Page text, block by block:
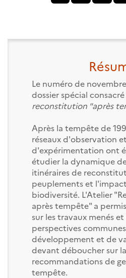
Le numéro de
dossier spécial
reconstitution "après
Après la tempête de
réseaux d'observation et
d'expérimentation ont
étudier la dynamique
itinéraires de
peuplements et
biodiversité. L'Atelier
après tempête" a
sur les travaux menés
perspectives
développement et de
devant déboucher sur
recommandations de
tempête.